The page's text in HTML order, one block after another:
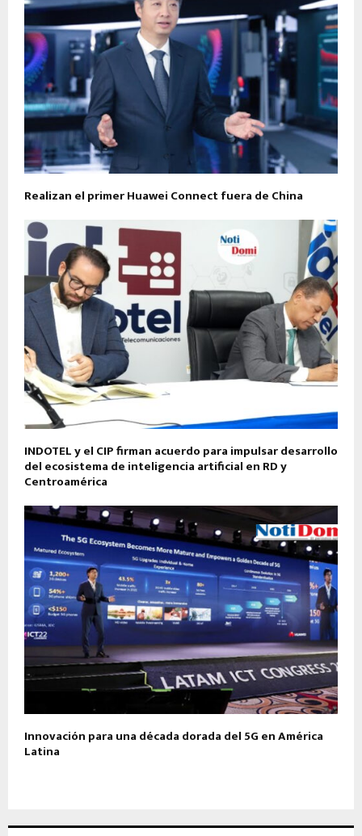
Realizan el primer Huawei Connect fuera de China
INDOTEL y el CIP firman acuerdo para impulsar desarrollo
del ecosistema de inteligencia artificial en RD y
Centroamérica
Innovación para una década dorada del 5G en América
Latina